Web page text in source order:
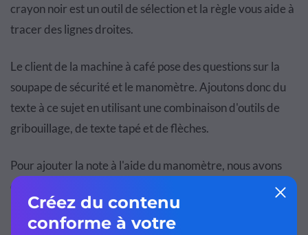
crayon noir est un outil de sélection et la règle vous aide à
tracer des lignes droites.
Le client de la machine à café pose des questions sur la
soupape de sécurité et le manomètre. Ajoutons donc du
texte à ce sujet en utilisant une combinaison d'outils de
gribouillage, de texte tapé et de flèches.
Pour ajouter la note à l'aide du manomètre, nous avons
dessiné le cercle vert avec le crayon à main levée et
utilisé l'option texte pour écrire le texte.